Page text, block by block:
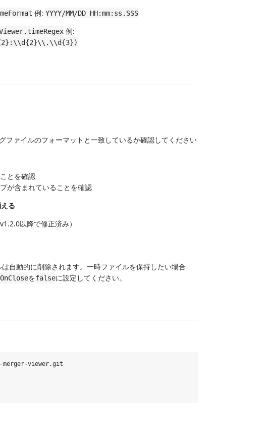
例: YYYY/MM/DD HH:mm:ss.SSS
例:
ファイルのフォーマットと一致しているか確認してください
とを確認
が含まれていることを確認
る
以降で修正済み）
自動的に削除されます。一時ファイルを保持したい場合
をfalseに設定してください。
viewer.git